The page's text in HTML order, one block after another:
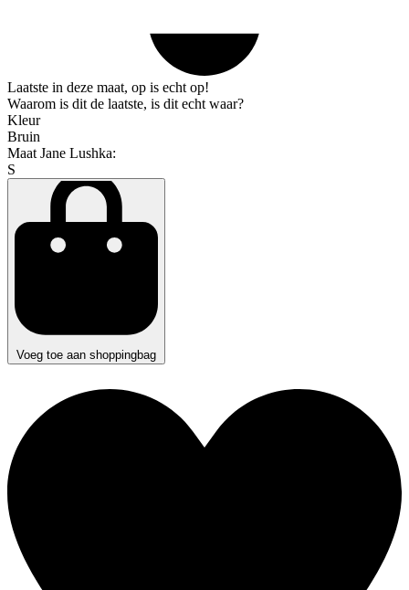
Laatste in deze maat, op is echt op!
Waarom is dit de laatste, is dit echt waar?
Kleur
Bruin
Maat Jane Lushka:
S
Voeg toe aan shoppingbag